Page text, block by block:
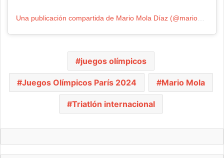
juegos olímpicos
Juegos Olímpicos París 2024 Mario Mola
Triatlón internacional